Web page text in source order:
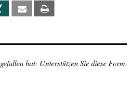
Xing Email
hat: Unterstützen Sie diese Form